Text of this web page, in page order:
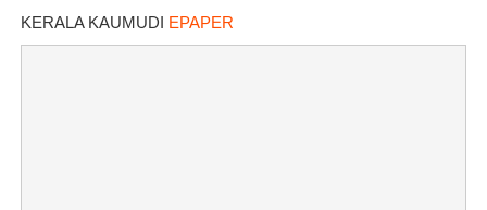
KERALA KAUMUDI EPAPER